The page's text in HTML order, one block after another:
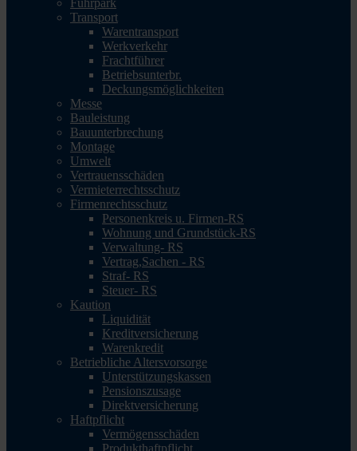
Fuhrpark
Transport
Warentransport
Werkverkehr
Frachtführer
Betriebsunterbr.
Deckungsmöglichkeiten
Messe
Bauleistung
Bauunterbrechung
Montage
Umwelt
Vertrauensschäden
Vermieterrechtsschutz
Firmenrechtsschutz
Personenkreis u. Firmen-RS
Wohnung und Grundstück-RS
Verwaltung- RS
Vertrag,Sachen - RS
Straf- RS
Steuer- RS
Kaution
Liquidität
Kreditversicherung
Warenkredit
Betriebliche Altersvorsorge
Unterstützungskassen
Pensionszusage
Direktversicherung
Haftpflicht
Vermögensschäden